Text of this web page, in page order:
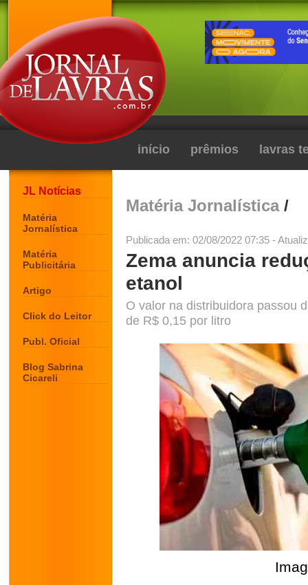
início prêmios lavras
JL Notícias
Matéria
Jornalística
Matéria
Publicitária
Artigo
Click do Leitor
Publ. Oficial
Blog Sabrina
Cicareli
Matéria Jornalística/
Publicada em: 02/08/2022 07:35 -
Zema anuncia
etanol
O valor na distribuidora passou
de R$ 0,15 por litro